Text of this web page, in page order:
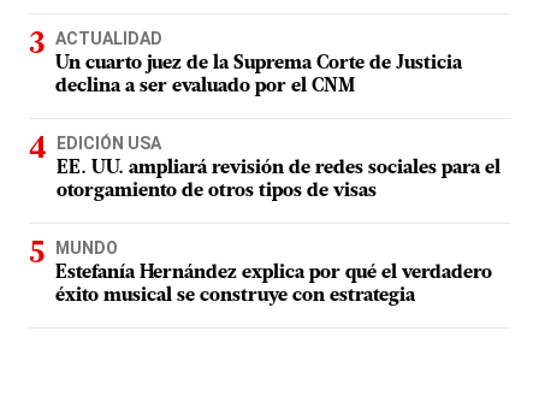
ACTUALIDAD
Un cuarto juez de la Suprema Corte de Justicia
declina a ser evaluado por el CNM
EDICIÓN USA
EE. UU. ampliará revisión de redes sociales para el
otorgamiento de otros tipos de visas
MUNDO
Estefanía Hernández explica por qué el verdadero
éxito musical se construye con estrategia